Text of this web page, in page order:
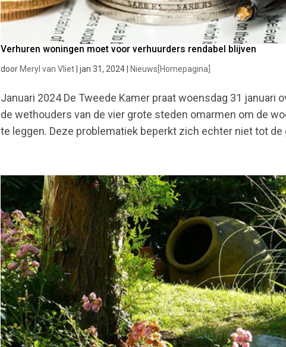
Verhuren woningen moet voor verhuurders rendabel blijven
door Meryl van Vliet |jan 31, 2024 Nieuws[Homepagina]
Januari 2024 De Tweede Kamer praat woensdag 31 januari
de wethouders van de vier grote steden omarmen om de
te leggen. Deze problematiek beperkt zich echter niet tot de